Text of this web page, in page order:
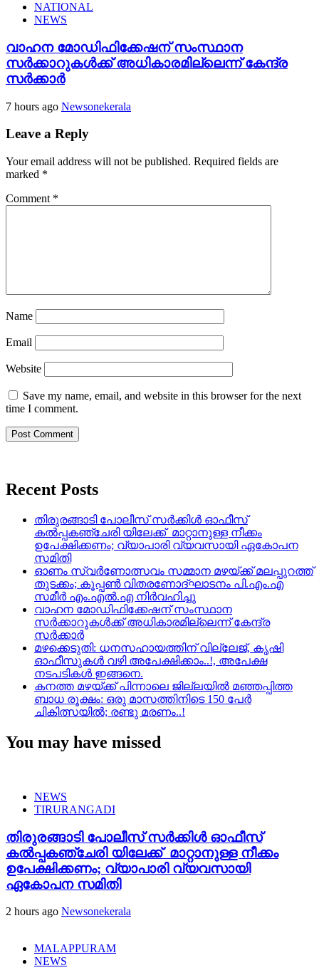
NATIONAL
NEWS
വാഹന മോഡിഫിക്കേഷന് സംസ്ഥാന
സർക്കാറുകൾക്ക് അധികാരമില്ലെന്ന് കേന്ദ്ര
സർക്കാർ
7 hours ago Newsonekerala
Leave a Reply
Your email address will not be published. Required fields are
marked *
Comment *
Name
Email
Website
Save my name, email, and website in this browser for the next
time I comment.
Recent Posts
തിരുരങ്ങാടി പോലീസ് സർക്കിൾ ഓഫീസ്
കൽപ്പകഞ്ചേരി യിലേക്ക് മാറ്റാനുള്ള നീക്കം
ഉപേക്ഷിക്കണം; വ്യാപാരി വ്യവസായി ഏകോപന
സമിതി
ഓണം സ്വർണോത്സവം സമ്മാന മഴയ്ക്ക് മലപ്പുറത്ത്
തുടക്കം; കൂപ്പൺ വിതരണോദ്ഘാടനം പി.എം.എ
സമീർ എം.എൽ.എ നിർവഹിച്ചു
വാഹന മോഡിഫിക്കേഷന് സംസ്ഥാന
സർക്കാറുകൾക്ക് അധികാരമില്ലെന്ന് കേന്ദ്ര
സർക്കാർ
മഴക്കെടുതി: ധനസഹായത്തിന് വില്ലേജ്, കൃഷി
ഓഫീസുകൾ വഴി അപേക്ഷിക്കാം..!, അപേക്ഷ
നടപടികൾ ഇങ്ങനെ.
കനത്ത മഴയ്‌ക്ക് പിന്നാലെ ജില്ലയിൽ മഞ്ഞപ്പിത്ത
ബാധ രൂക്ഷം: ഒരു മാസത്തിനിടെ 150 പേർ
ചികിത്സയിൽ; രണ്ടു മരണം..!
You may have missed
NEWS
TIRURANGADI
തിരുരങ്ങാടി പോലീസ് സർക്കിൾ ഓഫീസ്
കൽപ്പകഞ്ചേരി യിലേക്ക് മാറ്റാനുള്ള നീക്കം
ഉപേക്ഷിക്കണം; വ്യാപാരി വ്യവസായി
ഏകോപന സമിതി
2 hours ago Newsonekerala
MALAPPURAM
NEWS